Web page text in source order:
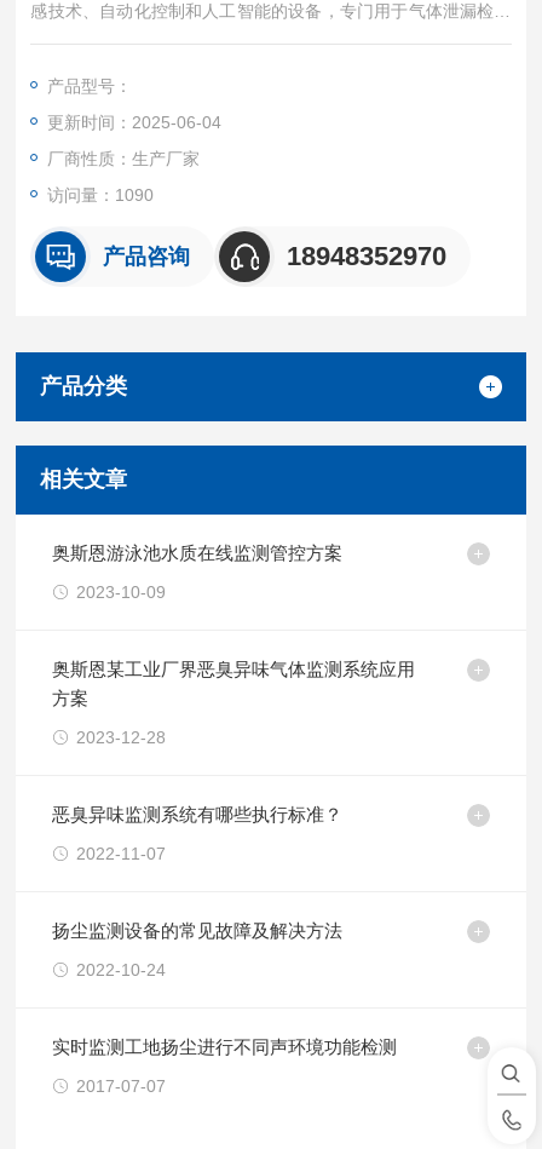
感技术、自动化控制和人工智能的设备，专门用于气体泄漏检测
和巡检任务。它结合了机器人的机动性和气体检测技术，能够在
作。
产品型号：
更新时间：2025-06-04
厂商性质：生产厂家
访问量：1090
产品咨询 18948352970
产品分类
相关文章
奥斯恩游泳池水质在线监测管控方案
2023-10-09
奥斯恩某工业厂界恶臭异味气体监测系统应用
方案
2023-12-28
恶臭异味监测系统有哪些执行标准？
2022-11-07
扬尘监测设备的常见故障及解决方法
2022-10-24
实时监测工地扬尘进行不同声环境功能检测
2017-07-07